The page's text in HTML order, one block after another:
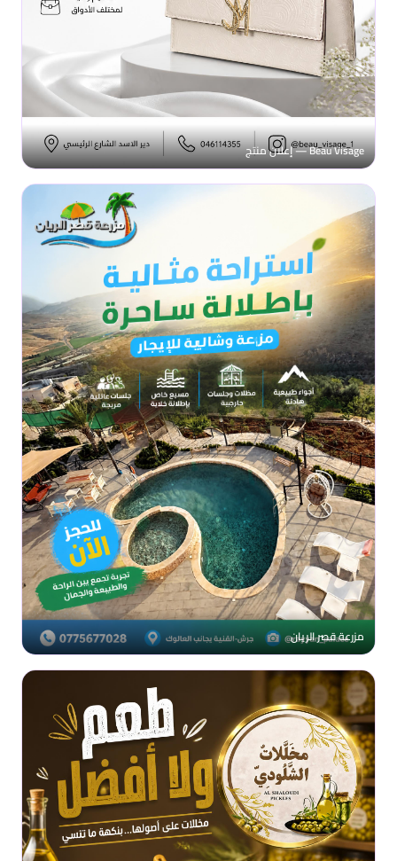
Beau Visage — إعلان منتج
مزرعة قصر الريان